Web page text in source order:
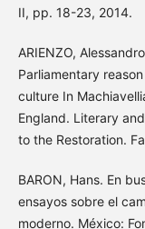
II, pp. 18-23, 2014.
ARIENZO,
Parliamentary
culture In
England. Literary
to the Restoration.
BARON, Hans. En
ensayos sobre el
moderno. México: